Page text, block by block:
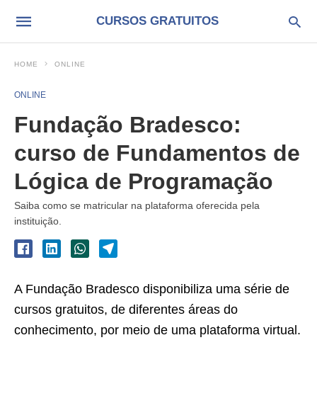
CURSOS GRATUITOS
HOME ONLINE
ONLINE
Fundação Bradesco:
curso de Fundamentos de
Lógica de Programação
Saiba como se matricular na plataforma oferecida pela
instituição.
A Fundação Bradesco disponibiliza uma série de
cursos gratuitos, de diferentes áreas do
conhecimento, por meio de uma plataforma virtual.